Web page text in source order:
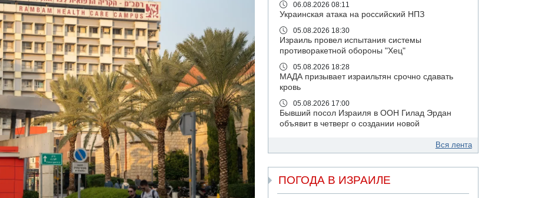
06.08.2026 08:11
Украинская атака на российский НПЗ
05.08.2026 18:30
Израиль провел испытания системы
противоракетной обороны "Хец"
05.08.2026 18:28
МАДА призывает израильтян срочно сдавать
кровь
05.08.2026 17:00
Бывший посол Израиля в ООН Гилад Эрдан
объявит в четверг о создании новой
05.08.2026 13:32
В России горят новые склады
Вся лента
ПОГОДА В ИЗРАИЛЕ